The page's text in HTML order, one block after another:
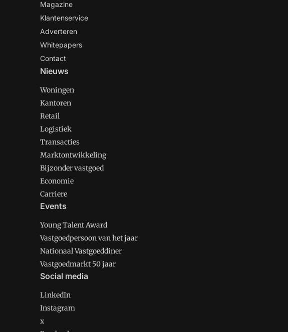
Magazine
Klantenservice
Adverteren
Whitepapers
Contact
Nieuws
Woningen
Kantoren
Retail
Logistiek
Transacties
Marktontwikkeling
Bijzonder vastgoed
Economie
Carriere
Events
Young Talent Award
Vastgoedpersoon van het jaar
Nationaal Vastgoeddiner
Vastgoedmarkt 50 jaar
Social media
LinkedIn
Instagram
x